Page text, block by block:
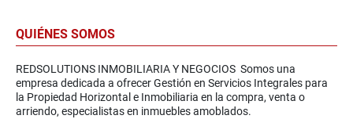
QUIÉNES SOMOS
REDSOLUTIONS INMOBILIARIA Y NEGOCIOS Somos una
empresa dedicada a ofrecer Gestión en Servicios Integrales para
la Propiedad Horizontal e Inmobiliaria en la compra, venta o
arriendo, especialistas en inmuebles amoblados.